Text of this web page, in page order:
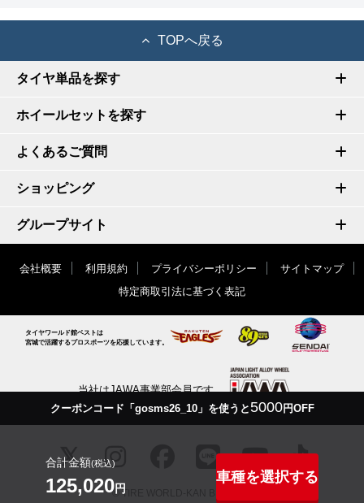
クーポンコード「gosms26_10」を使うと5000円OFF
合計金額(税込)
125,020円
車種を選択する
TOPへ戻る
タイヤ単品を探す
ホイールセットを探す
よくあるご質問
ショッピング
グループサイト
会社概要 利用規約 プライバシーポリシー
サイトマップ
特定商取引法に基づく表記
タイヤワールド館ベストは
宮城で活躍するプロスポーツを応援しています。
当社はJAWA事業部会員です
© TIRE WORLD-KAN BEST inc.